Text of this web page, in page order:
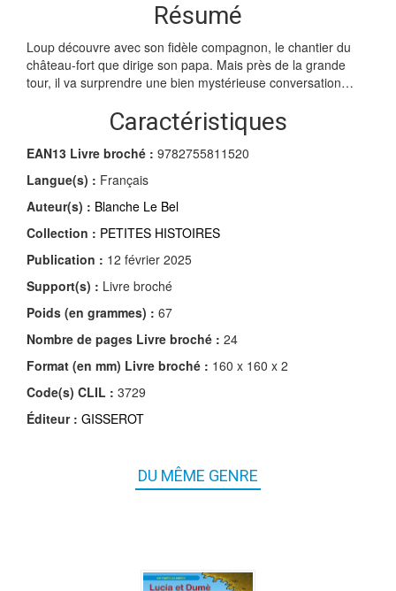
Résumé
Loup découvre avec son fidèle compagnon, le chantier du
château-fort que dirige son papa. Mais près de la grande
tour, il va surprendre une bien mystérieuse conversation…
Caractéristiques
EAN13 Livre broché : 9782755811520
Langue(s) : Français
Auteur(s) : Blanche Le Bel
Collection : PETITES HISTOIRES
Publication : 12 février 2025
Support(s) : Livre broché
Poids (en grammes) : 67
Nombre de pages Livre broché : 24
Format (en mm) Livre broché : 160 x 160 x 2
Code(s) CLIL : 3729
Éditeur : GISSEROT
DU MÊME GENRE